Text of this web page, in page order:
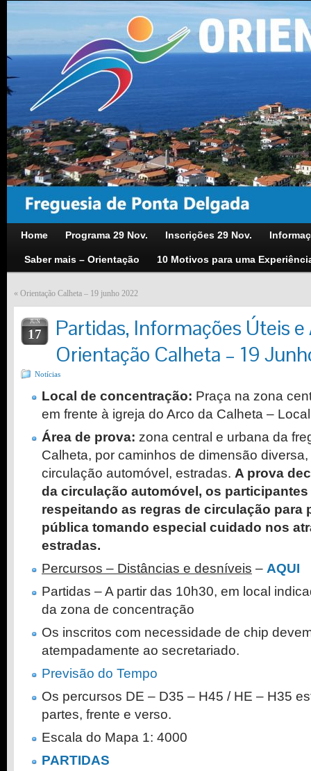
Home Programa 29 Nov. Inscrições 29 Nov.
Saber mais – Orientação 10 Motivos para uma
« Orientação Calheta – 19 junho 2022
JUN
17
Partidas, Informações Úteis e
Orientação Calheta – 19
Notícias
Local de concentração: Praça na zona
em frente à igreja do Arco da Calheta –
Área de prova: zona central e urbana da
Calheta, por caminhos de dimensão
circulação automóvel, estradas. A prova
da circulação automóvel, os
respeitando as regras de circulação para
pública tomando especial cuidado nos
estradas.
Percursos – Distâncias e desníveis – AQUI
Partidas – A partir das 10h30, em local
da zona de concentração
Os inscritos com necessidade de chip
atempadamente ao secretariado.
Previsão do Tempo
Os percursos DE – D35 – H45 / HE – H35
partes, frente e verso.
Escala do Mapa 1: 4000
PARTIDAS